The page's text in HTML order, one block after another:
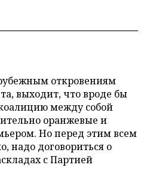
откровениям
выходит, что вроде бы
между собой
оранжевые и
Но перед этим всем
договориться о
с Партией